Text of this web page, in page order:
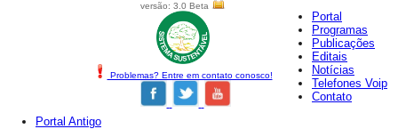
versão: 3.0 Beta
Problemas? Entre em contato conosco!
Portal
Programas
Publicações
Editais
Notícias
Telefones Voip
Contato
Portal Antigo